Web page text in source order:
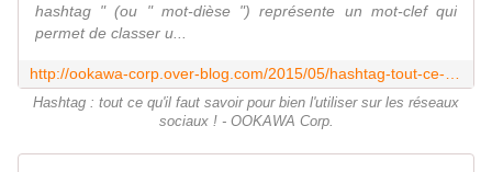
hashtag " (ou " mot-dièse ") représente un mot-clef qui
permet de classer u...
Hashtag : tout ce qu'il faut savoir pour bien l'utiliser sur les réseaux
sociaux ! - OOKAWA Corp.